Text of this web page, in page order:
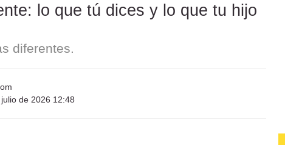
lo que tú dices y lo que tu hijo
diferentes.
de 2026 12:48